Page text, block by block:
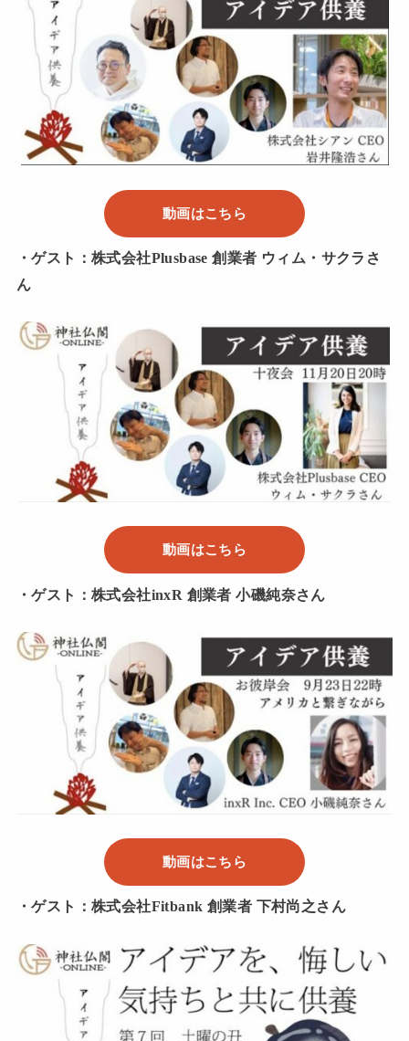
動画はこちら
・ゲスト：株式会社Plusbase 創業者 ウィム・サクラさ
ん
動画はこちら
・ゲスト：株式会社inxR 創業者 小磯純奈さん
動画はこちら
・ゲスト：株式会社Fitbank 創業者 下村尚之さん